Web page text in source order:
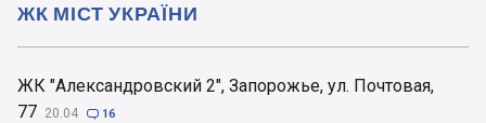
ЖК "Александровский 2", Запорожье, ул. Почтовая,
77 20.04  16
ЖК МІСТ УКРАЇНИ